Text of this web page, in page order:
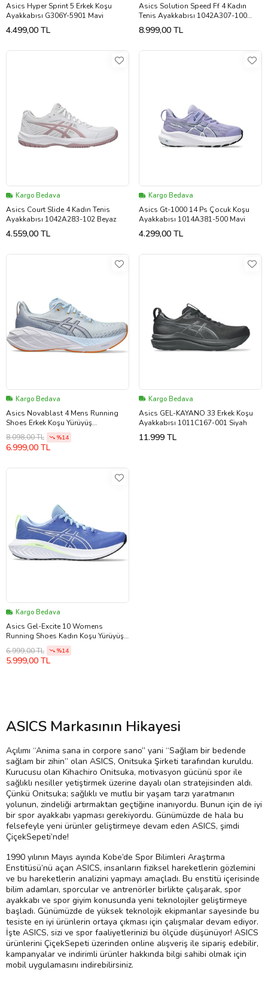
Asics Hyper Sprint 5 Erkek Koşu
Ayakkabısı G306Y-5901 Mavi
4.499,00 TL
Asics Solution Speed Ff 4 Kadın
Tenis Ayakkabısı 1042A307-100
Beyaz
8.999,00 TL
Kargo Bedava
Asics Court Slide 4 Kadın Tenis
Ayakkabısı 1042A283-102 Beyaz
4.559,00 TL
Kargo Bedava
Asics Gt-1000 14 Ps Çocuk Koşu
Ayakkabısı 1014A381-500 Mavi
4.299,00 TL
Kargo Bedava
Asics Novablast 4 Mens Running
Shoes Erkek Koşu Yürüyüş
Ayakkabısı Mavi
8.098,00 TL %14
6.999,00 TL
Kargo Bedava
Asics GEL-KAYANO 33 Erkek Koşu
Ayakkabısı 1011C167-001 Siyah
11.999 TL
Kargo Bedava
Asics Gel-Excite 10 Womens
Running Shoes Kadın Koşu Yürüyüş
Ayakkabısı Mavi
6.999,00 TL %14
5.999,00 TL
ASICS Markasının Hikayesi
Açılımı “Anima sana in corpore sano” yani “Sağlam bir bedende
sağlam bir zihin” olan ASICS, Onitsuka Şirketi tarafından kuruldu.
Kurucusu olan Kihachiro Onitsuka, motivasyon gücünü spor ile
sağlıklı nesiller yetiştirmek üzerine dayalı olan stratejisinden aldı.
Çünkü Onitsuka; sağlıklı ve mutlu bir yaşam tarzı yaratmanın
yolunun, zindeliği artırmaktan geçtiğine inanıyordu. Bunun için de iyi
bir spor ayakkabı yapması gerekiyordu. Günümüzde de hala bu
felsefeyle yeni ürünler geliştirmeye devam eden ASICS, şimdi
ÇiçekSepeti’nde!
1990 yılının Mayıs ayında Kobe’de Spor Bilimleri Araştırma
Enstitüsü’nü açan ASICS, insanların fiziksel hareketlerin gözlemini
ve bu hareketlerin analizini yapmayı amaçladı. Bu enstitü içerisinde
bilim adamları, sporcular ve antrenörler birlikte çalışarak, spor
ayakkabı ve spor giyim konusunda yeni teknolojiler geliştirmeye
başladı. Günümüzde de yüksek teknolojik ekipmanlar sayesinde bu
tesiste en iyi ürünlerin ortaya çıkması için çalışmalar devam ediyor.
İşte ASICS, sizi ve spor faaliyetlerinizi bu ölçüde düşünüyor! ASICS
ürünlerini ÇiçekSepeti üzerinden online alışveriş ile sipariş edebilir,
kampanyalar ve indirimli ürünler hakkında bilgi sahibi olmak için
mobil uygulamasını indirebilirsiniz.